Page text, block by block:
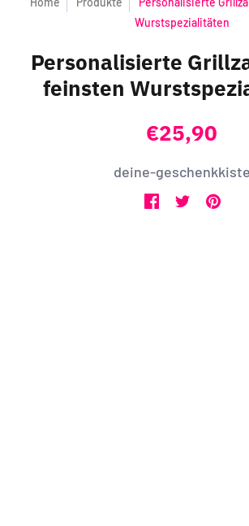
Wurstspezialitäten
Personalisierte
feinsten
€25,90
deine-geschenkkiste